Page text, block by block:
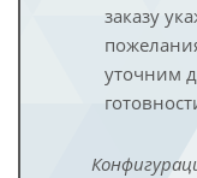
заказу
уточним